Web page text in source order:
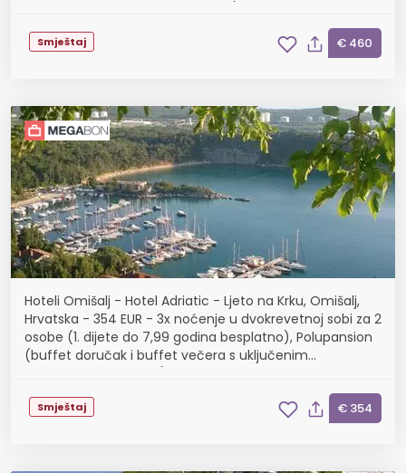
Smještaj € 460
Hoteli Omišalj - Hotel Adriatic - Ljeto na Krku, Omišalj,
Hrvatska - 354 EUR - 3x noćenje u dvokrevetnoj sobi za 2
osobe (1. dijete do 7,99 godina besplatno), Polupansion
(buffet doručak i buffet večera s uključenim
Smještaj € 354